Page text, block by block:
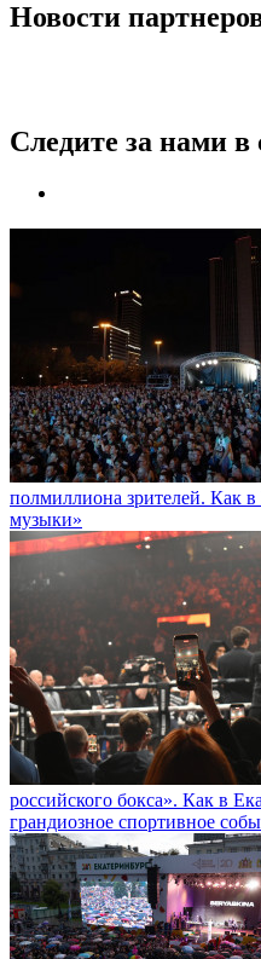
Новости
Следите за нами в
полмиллиона зрителей. Как
музыки»
российского бокса». Как в
грандиозное спортивное